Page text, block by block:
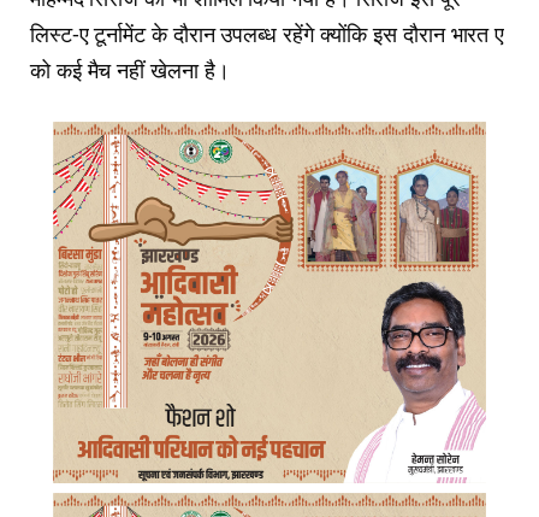
लिस्ट-ए टूर्नामेंट के दौरान उपलब्ध रहेंगे क्योंकि इस दौरान भारत ए
को कई मैच नहीं खेलना है।